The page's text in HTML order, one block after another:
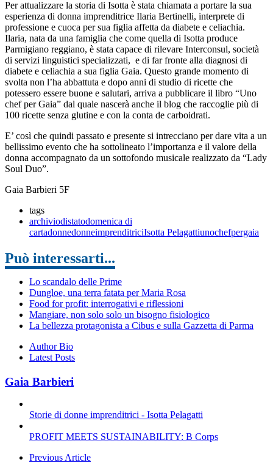
Per attualizzare la storia di Isotta è stata chiamata a portare la sua
esperienza di donna imprenditrice Ilaria Bertinelli, interprete di
professione e cuoca per sua figlia affetta da diabete e celiachia.
Ilaria, nata da una famiglia che come quella di Isotta produce
Parmigiano reggiano, è stata capace di rilevare Interconsul, società
di servizi linguistici specializzati, e di far fronte alla diagnosi di
diabete e celiachia a sua figlia Gaia. Questo grande momento di
svolta non l’ha abbattuta e dopo anni di studio di ricette che
potessero essere buone e salutari, arriva a pubblicare il libro “Uno
chef per Gaia” dal quale nascerà anche il blog che raccoglie più di
100 ricette senza glutine e con la conta de carboidrati.
E’ così che quindi passato e presente si intrecciano per dare vita a un
bellissimo evento che ha sottolineato l’importanza e il valore della
donna accompagnato da un sottofondo musicale realizzato da “Lady
Soul Duo”.
Gaia Barbieri 5F
tags
archiviodistatodomenica di
cartadonnedonneimprenditriciIsotta Pelagattiunochefpergaia
Può interessarti...
Lo scandalo delle Prime
Dungloe, una terra fatata per Maria Rosa
Food for profit: interrogativi e riflessioni
Mangiare, non solo solo un bisogno fisiologico
La bellezza protagonista a Cibus e sulla Gazzetta di Parma
Author Bio
Latest Posts
Gaia Barbieri
Storie di donne imprenditrici - Isotta Pelagatti
PROFIT MEETS SUSTAINABILITY: B Corps
Previous Article